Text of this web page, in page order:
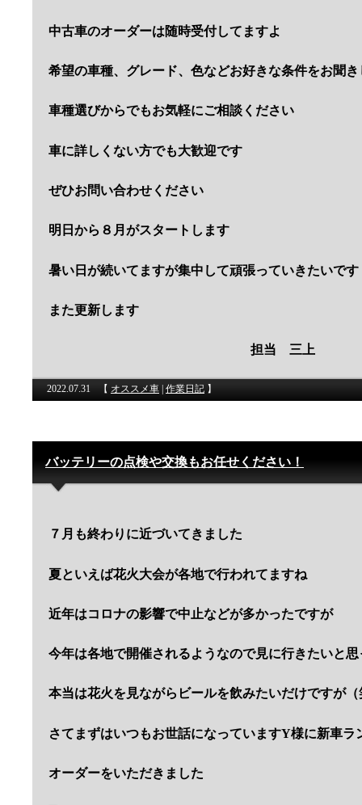
中古車のオーダーは随時受付してますよ
希望の車種、グレード、色などお好きな条件をお聞
車種選びからでもお気軽にご相談ください
車に詳しくない方でも大歓迎です
ぜひお問い合わせください
明日から８月がスタートします
暑い日が続いてますが集中して頑張っていきたいです
また更新します
担当 三上
2022.07.31 【 オススメ車 作業日記 】
バッテリーの点検や交換もお任せください！
７月も終わりに近づいてきました
夏といえば花火大会が各地で行われてますね
近年はコロナの影響で中止などが多かったですが
今年は各地で開催されるようなので見に行きたいと思
本当は花火を見ながらビールを飲みたいだけですが（
さてまずはいつもお世話になっていますY様に新車ラ
オーダーをいただきました